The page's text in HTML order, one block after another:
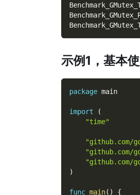
示例1，基本
package main
import
(
"time"
"github.com/
"github.com/
"github.com/
)
func main( )
{